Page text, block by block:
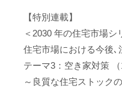
【特別連載】
＜2030 年の住宅市場シ
住宅市場における今後､
テーマ3：空き家対策 （
～良質な住宅ストック